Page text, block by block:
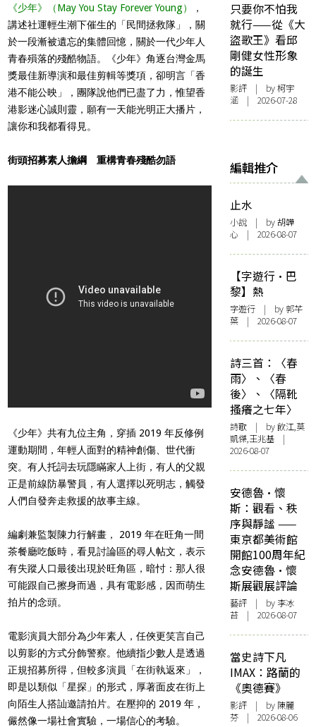
《少年》（May You Stay Forever Young）
，
講述社運輕生潮下催生的「民間拯救隊」，關
於一段漸被遺忘的集體回憶，關於一代少年人
青春殞落的殘酷物語。《少年》角逐台灣金馬
獎最佳新導演和最佳剪輯等獎項，卻明言「香
港不能公映」，團隊說他們已盡了力，惟望香
港影迷心誠則靈，願有一天能光明正大播片，
讓你和我都看得見。
街頭招募素人擔綱 重構青春殘酷勿語
《少年》共有九位主角，穿插 2019 年反修例
運動期間，年輕人面對的精神創傷、世代衝
突。有人托詞去玩隱瞞家人上街，有人的父親
正是前線防暴警員，有人選擇以死明志，觸發
人們自發奔走救援的故事主線。
編劇兼監製陳力行解畫， 2019 年在旺角一間
茶餐廳吃飯時，看見討論區的尋人帖文，表示
有失蹤人口最後出現於旺角區，暗忖：那人很
可能跟自己擦身而過，具有電影感，因而萌生
拍片的念頭。
電影演員大部分為少年素人，任俠更笑言自己
以剪影的方式分飾警察。他續指少數人是透過
正規招募所得，但較多演員「在街執返來」，
即是以類似「星探」的形式，厚著面皮在街上
向陌生人搭訕邀請拍片。在壓抑的 2019 年，
儼然像一場社會實驗，一場信心的考驗。
只要你不怕我
就行——從《大
盜歌王》看邱
剛健女性形象
的誕生
影評 | by 柯宇
涵 | 2026-07-28
編輯推介
止水
小說 | by 胡韡
心 | 2026-08-07
【字遊行·巴
黎】熱
字遊行 | by 郭芊
葉 | 2026-08-07
詩三首：〈春
雨〉、〈春
後〉、〈隔靴
搔癢之七年〉
詩歌 | by 飲江,莫
凱傑,王兆基 |
2026-08-07
安德魯·懷
斯：觀看、秩
序與靜謐 ——
東京都美術館
開館100周年紀
念安德魯·懷
斯展觀展評論
藝評 | by 李冰
苔 | 2026-08-07
當史詩下凡
IMAX：路蘭的
《奧德賽》
影評 | by 陳麗
芬 | 2026-08-06